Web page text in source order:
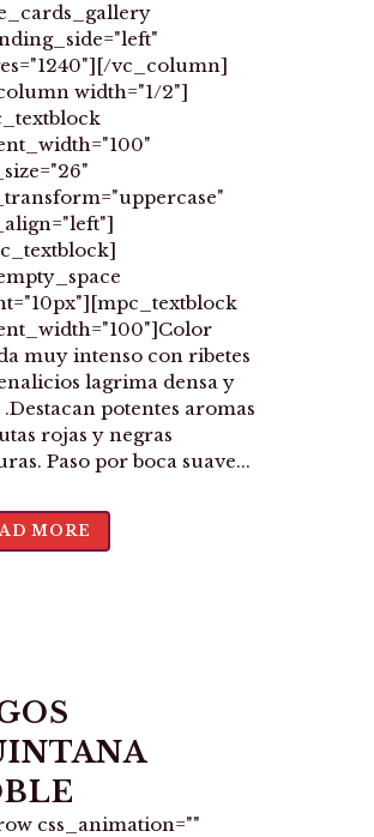
vc_column]
width="1/2"]
muy intenso con ribetes
lagrima densa y
potentes aromas
rojas y negras
Paso por boca suave...
MORE
css_animation=""